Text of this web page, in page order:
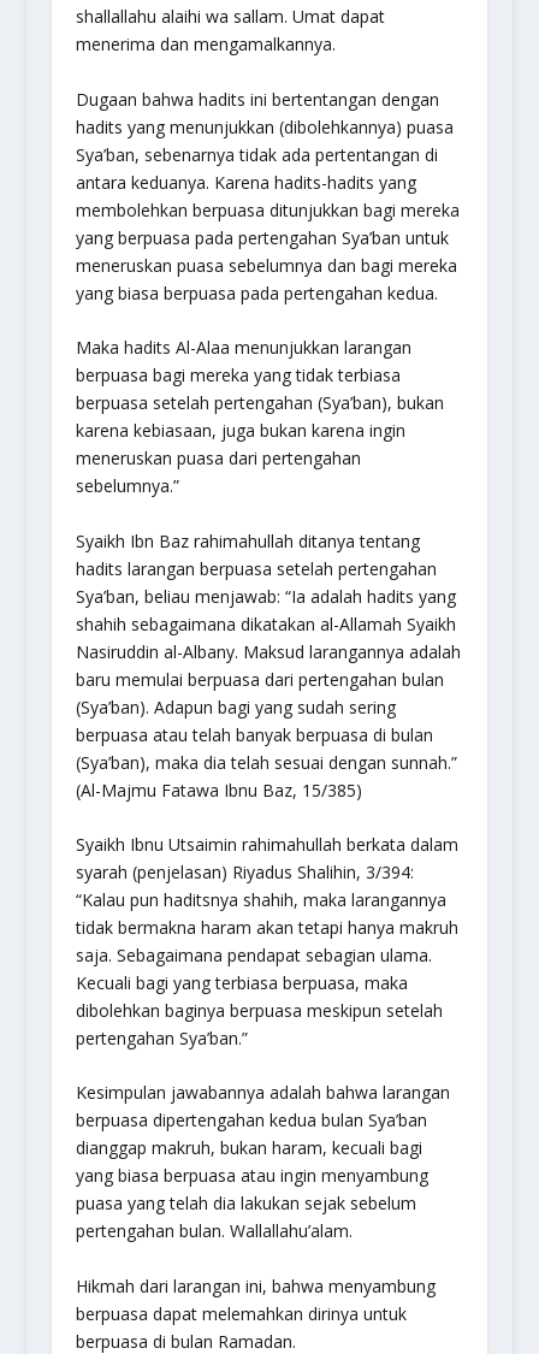
shallallahu alaihi wa sallam. Umat dapat
menerima dan mengamalkannya.
Dugaan bahwa hadits ini bertentangan dengan
hadits yang menunjukkan (dibolehkannya) puasa
Sya’ban, sebenarnya tidak ada pertentangan di
antara keduanya. Karena hadits-hadits yang
membolehkan berpuasa ditunjukkan bagi mereka
yang berpuasa pada pertengahan Sya’ban untuk
meneruskan puasa sebelumnya dan bagi mereka
yang biasa berpuasa pada pertengahan kedua.
Maka hadits Al-Alaa menunjukkan larangan
berpuasa bagi mereka yang tidak terbiasa
berpuasa setelah pertengahan (Sya’ban), bukan
karena kebiasaan, juga bukan karena ingin
meneruskan puasa dari pertengahan
sebelumnya.”
Syaikh Ibn Baz rahimahullah ditanya tentang
hadits larangan berpuasa setelah pertengahan
Sya’ban, beliau menjawab: “Ia adalah hadits yang
shahih sebagaimana dikatakan al-Allamah Syaikh
Nasiruddin al-Albany. Maksud larangannya adalah
baru memulai berpuasa dari pertengahan bulan
(Sya’ban). Adapun bagi yang sudah sering
berpuasa atau telah banyak berpuasa di bulan
(Sya’ban), maka dia telah sesuai dengan sunnah.”
(Al-Majmu Fatawa Ibnu Baz, 15/385)
Syaikh Ibnu Utsaimin rahimahullah berkata dalam
syarah (penjelasan) Riyadus Shalihin, 3/394:
“Kalau pun haditsnya shahih, maka larangannya
tidak bermakna haram akan tetapi hanya makruh
saja. Sebagaimana pendapat sebagian ulama.
Kecuali bagi yang terbiasa berpuasa, maka
dibolehkan baginya berpuasa meskipun setelah
pertengahan Sya’ban.”
Kesimpulan jawabannya adalah bahwa larangan
berpuasa dipertengahan kedua bulan Sya’ban
dianggap makruh, bukan haram, kecuali bagi
yang biasa berpuasa atau ingin menyambung
puasa yang telah dia lakukan sejak sebelum
pertengahan bulan. Wallallahu’alam.
Hikmah dari larangan ini, bahwa menyambung
berpuasa dapat melemahkan dirinya untuk
berpuasa di bulan Ramadan.